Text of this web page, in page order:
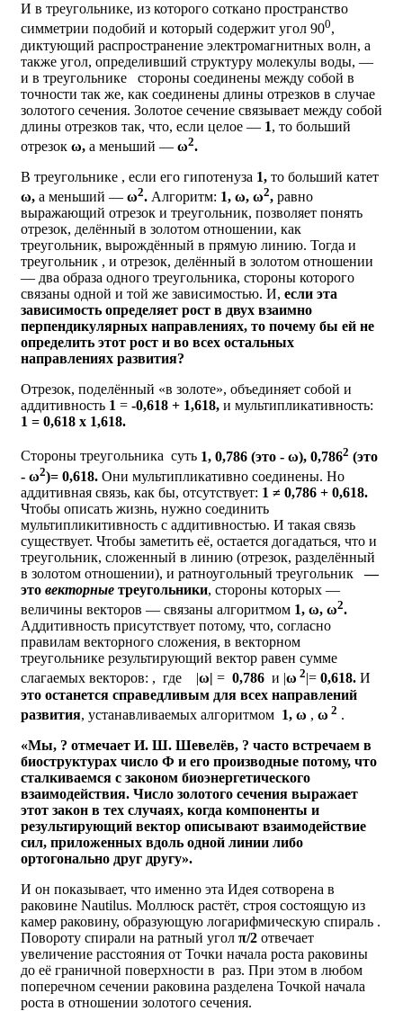
И в треугольнике, из которого соткано пространство
симметрии подобий и который содержит угол 900,
диктующий распространение электромагнитных волн, а
также угол, определивший структуру молекулы воды, —
и в треугольнике
стороны соединены между собой в
точности так же, как соединены длины отрезков в случае
золотого сечения. Золотое сечение связывает между собой
длины отрезков так, что, если целое — 1, то больший
отрезок ω, а меньший — ω2.
В треугольнике , если его гипотенуза 1, то больший катет
ω, а меньший — ω2. Алгоритм: 1, ω, ω2, равно
выражающий отрезок и треугольник, позволяет понять
отрезок, делённый в золотом отношении, как
треугольник, вырождённый в прямую линию. Тогда и
треугольник , и отрезок, делённый в золотом отношении
— два образа одного треугольника, стороны которого
связаны одной и той же зависимостью. И, если эта
зависимость определяет рост в двух взаимно
перпендикулярных направлениях, то почему бы ей не
определить этот рост и во всех остальных
направлениях развития?
Отрезок, поделённый «в золоте», объединяет собой и
аддитивность 1 = -0,618 + 1,618, и мультипликативность:
1 = 0,618 х 1,618.
Стороны треугольника суть 1, 0,786 (это - ω), 0,7862 (это
- ω2)= 0,618. Они мультипликативно соединены. Но
аддитивная связь, как бы, отсутствует: 1 ≠ 0,786 + 0,618.
Чтобы описать жизнь, нужно соединить
мультипликитивность с аддитивностью. И такая связь
существует. Чтобы заметить её, остается догадаться, что и
треугольник, сложенный в линию (отрезок, разделённый
в золотом отношении), и ратноугольный треугольник
—
это векторные треугольники, стороны которых —
величины векторов — связаны алгоритмом 1, ω, ω2.
Аддитивность присутствует потому, что, согласно
правилам векторного сложения, в векторном
треугольнике результирующий вектор равен сумме
слагаемых векторов: , где | ω| = 0,786 и | ω 2 |= 0,618. И
это останется справедливым для всех направлений
развития, устанавливаемых алгоритмом 1, ω , ω 2 .
«Мы, ? отмечает И. Ш. Шевелёв, ? часто встречаем в
биоструктурах число Ф и его производные потому, что
сталкиваемся с законом биоэнергетического
взаимодействия. Число золотого сечения выражает
этот закон в тех случаях, когда компоненты и
результирующий вектор описывают взаимодействие
сил, приложенных вдоль одной линии либо
ортогонально друг другу».
И он показывает, что именно эта Идея сотворена в
раковине Nаutilus. Моллюск растёт, строя состоящую из
камер раковину, образующую логарифмическую спираль .
Повороту спирали на ратный угол π/2 отвечает
увеличение расстояния от Точки начала роста раковины
до её граничной поверхности в раз. При этом в любом
поперечном сечении раковина разделена Точкой начала
роста в отношении золотого сечения.